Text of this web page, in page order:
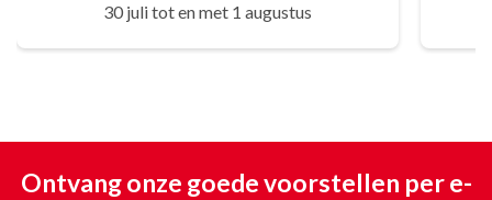
30 juli tot en met 1 augustus
Ontvang onze goede voorstellen per e-